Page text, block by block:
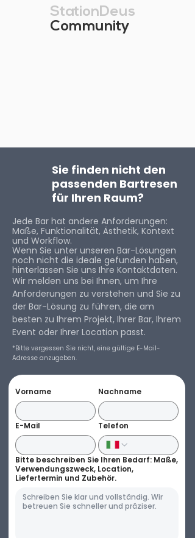
StationDeus
Community
Sie finden nicht den
passenden Bartresen
für Ihren Raum?
Jede Bar hat andere Anforderungen:
Maße, Funktionalität, Ästhetik, Kontext
und Workflow.
Wenn Sie unter unseren Bar-Lösungen
noch nicht die ideale gefunden haben,
hinterlassen Sie uns Ihre Kontaktdaten.
Wir melden uns bei Ihnen, um Ihre
Anforderungen zu verstehen und Sie zu
der Bar-Lösung zu führen, die am
besten zu Ihrem Projekt, Ihrer Bar, Ihrem
Event oder Ihrer Location passt.
*Bitte vergessen Sie nicht, eine gültige E-Mail-
Adresse anzugeben.
Vorname Nachname
E-Mail Telefon
Bitte beschreiben Sie Ihren Bedarf: Maße,
Verwendungszweck, Location,
Liefertermin und Zubehör.